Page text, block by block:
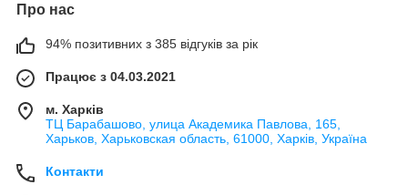
Про нас
94% позитивних з 385 відгуків за рік
Працює з 04.03.2021
м. Харків
ТЦ Барабашово, улица Академика Павлова, 165,
Харьков, Харьковская область, 61000, Харків, Україна
Контакти